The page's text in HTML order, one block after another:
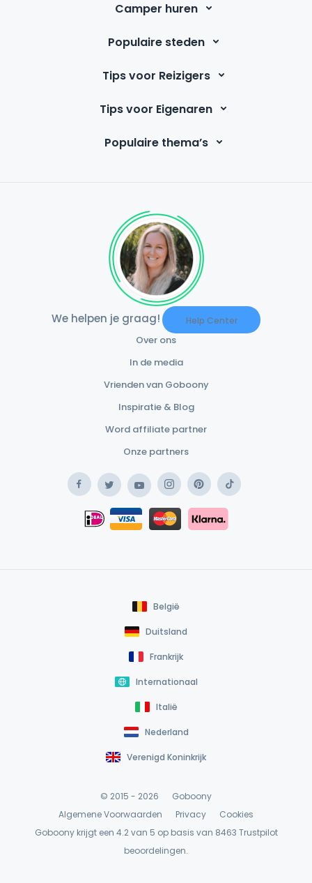
Camper huren
Populaire steden
Tips voor Reizigers
Tips voor Eigenaren
Populaire thema’s
We helpen je graag! Help Center
Over ons
In de media
Vrienden van Goboony
Inspiratie & Blog
Word affiliate partner
Onze partners
FacebookTwitterYouTubeInstagramPinterestTikTok
iDEAL
Safe Payment Card
Safe Payment Klarna
België
Duitsland
Frankrijk
Internationaal
Italië
Nederland
Verenigd Koninkrijk
© 2015 - 2026
Goboony
Algemene Voorwaarden
Privacy
Cookies
Goboony krijgt een 4.2 van 5 op basis van 8463 Trustpilot
beoordelingen.